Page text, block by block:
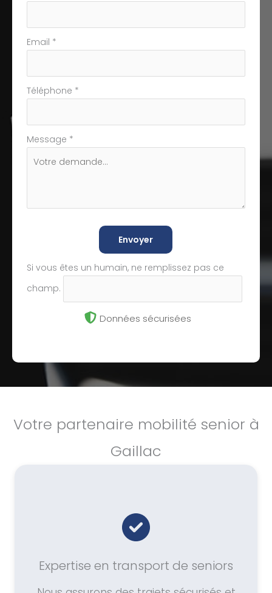
Email *
Téléphone *
Message *
Envoyer
Si vous êtes un humain, ne remplissez pas ce
champ.
Données sécurisées
Votre partenaire mobilité senior à
Gaillac
Expertise en transport de seniors